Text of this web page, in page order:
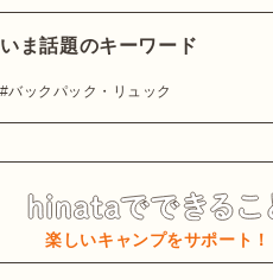
いま話題のキーワード
バックパック・リュック
楽しいキャンプをサポート！